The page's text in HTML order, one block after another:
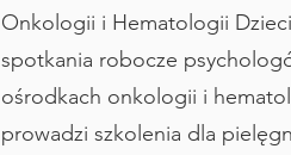
Onkologii i Hematologii
spotkania robocze
ośrodkach onkologii i
prowadzi szkolenia dla